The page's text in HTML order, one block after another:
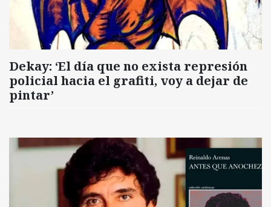
Dekay: ‘El día que no exista represión
policial hacia el grafiti, voy a dejar de
pintar’